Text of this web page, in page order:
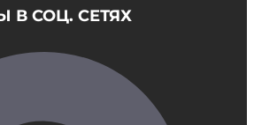
В СОЦ. СЕТЯХ